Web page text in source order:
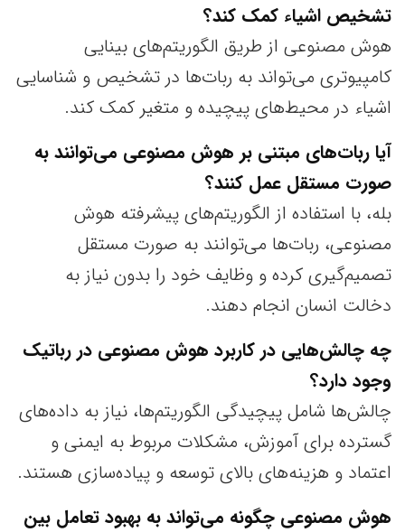
تشخیص اشیاء کمک کند؟
هوش مصنوعی از طریق الگوریتم‌های بینایی
کامپیوتری می‌تواند به ربات‌ها در تشخیص و شناسایی
اشیاء در محیط‌های پیچیده و متغیر کمک کند.
آیا ربات‌های مبتنی بر هوش مصنوعی می‌توانند به
صورت مستقل عمل کنند؟
بله، با استفاده از الگوریتم‌های پیشرفته هوش
مصنوعی، ربات‌ها می‌توانند به صورت مستقل
تصمیم‌گیری کرده و وظایف خود را بدون نیاز به
دخالت انسان انجام دهند.
چه چالش‌هایی در کاربرد هوش مصنوعی در رباتیک
وجود دارد؟
چالش‌ها شامل پیچیدگی الگوریتم‌ها، نیاز به داده‌های
گسترده برای آموزش، مشکلات مربوط به ایمنی و
اعتماد و هزینه‌های بالای توسعه و پیاده‌سازی هستند.
هوش مصنوعی چگونه می‌تواند به بهبود تعامل بین